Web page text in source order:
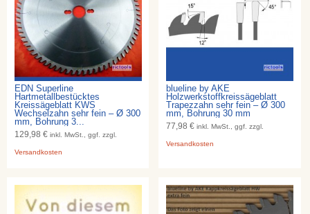
EDN Superline
Hartmetallbestücktes
Kreissägeblatt KWS
Wechselzahn sehr fein – Ø 300
mm, Bohrung 3...
129,98 € inkl. MwSt., ggf. zzgl.
Versandkosten
blueline by AKE
Holzwerkstoffkreissägeblatt
Trapezzahn sehr fein – Ø 300
mm, Bohrung 30 mm
77,98 €inkl. MwSt., ggf. zzgl.
Versandkosten